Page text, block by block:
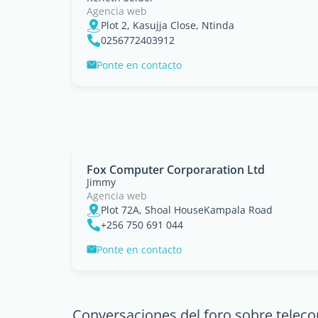
Agencia web
Plot 2, Kasujja Close, Ntinda
0256772403912
Ponte en contacto
Fox Computer Corporaration Ltd
Jimmy
Agencia web
Plot 72A, Shoal HouseKampala Road
+256 750 691 044
Ponte en contacto